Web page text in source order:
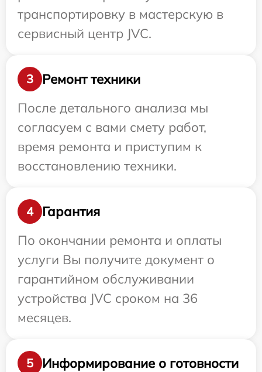
транспортировку в мастерскую в
сервисный центр JVC.
3
Ремонт техники
После детального анализа мы
согласуем с вами смету работ,
время ремонта и приступим к
восстановлению техники.
4
Гарантия
По окончании ремонта и оплаты
услуги Вы получите документ о
гарантийном обслуживании
устройства JVC сроком на 36
месяцев.
5
Информирование о готовности